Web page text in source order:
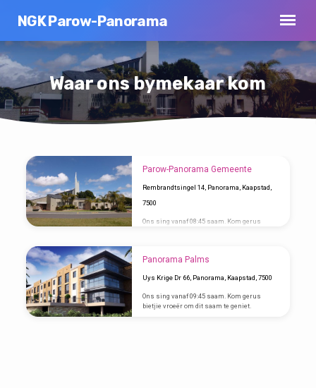
NGK Parow-Panorama
Waar ons bymekaar kom
Waar
ons
bymekaar
kom
Parow-Panorama Gemeente
Rembrandtsingel 14, Panorama, Kaapstad,
7500
Ons sing vanaf 08:45 saam. Kom gerus
Panorama Palms
Uys Krige Dr 66, Panorama, Kaapstad, 7500
Ons sing vanaf 09:45 saam. Kom gerus
bietjie vroeër om dit saam te geniet.